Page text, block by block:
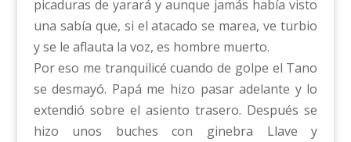
picaduras de yarará y aunque jamás había visto
una sabía que, si el atacado se marea, ve turbio
y se le aflauta la voz, es hombre muerto.
Por eso me tranquilicé cuando de golpe el Tano
se desmayó. Papá me hizo pasar adelante y lo
extendió sobre el asiento trasero. Después se
hizo unos buches con ginebra Llave y